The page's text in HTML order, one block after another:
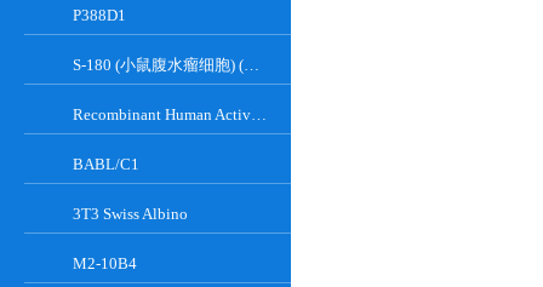
P388D1
S-180 (小鼠腹水瘤细胞) (种属鉴定正确)
Recombinant Human Active Focal Adhesion Kinase
BABL/C1
3T3 Swiss Albino
M2-10B4